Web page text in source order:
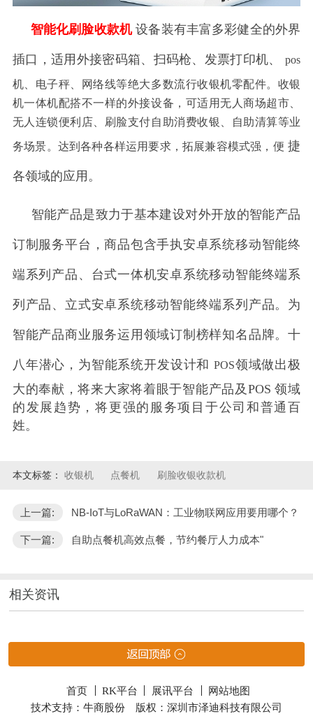
智能化刷脸收款机 设备装有丰富多彩健全的外界
插口，适用外接密码箱、扫码枪、发票打印机、 pos
机、电子秤、网络线等绝大多数流行收银机零配件。收银
机一体机配搭不一样的外接设备，可适用无人商场超市、
无人连锁便利店、刷脸支付自助消费收银、自助清算等业
务场景。达到各种各样运用要求，拓展兼容模式强，便 捷
各领域的应用。
智能产品是致力于基本建设对外开放的智能产品
订制服务平台，商品包含手执安卓系统移动智能终
端系列产品、台式一体机安卓系统移动智能终端系
列产品、立式安卓系统移动智能终端系列产品。为
智能产品商业服务运用领域订制榜样知名品牌。十
八年潜心，为智能系统开发设计和 POS领域做出极
大的奉献，将来大家将着眼于智能产品及 POS 领域
的发展趋势，将更强的服务项目于公司和普通百
姓。
本文标签： 收银机 点餐机 刷脸收银收款机
上一篇: NB-IoT与LoRaWAN：工业物联网应用要用哪个？
下一篇: 自助点餐机高效点餐，节约餐厅人力成本"
相关资讯
首页 RK平台 展讯平台
网站地图
技术支持：牛商股份
版权：深圳市泽迪科技有限公司